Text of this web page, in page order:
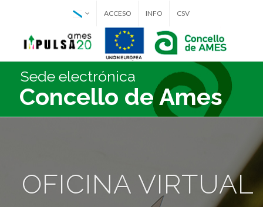
ACCESO INFO CSV
Sede electrónica
Concello de Ames
OFICINA VIRTUAL